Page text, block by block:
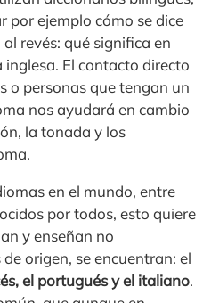
por ejemplo cómo se dice
revés: qué significa en
El contacto directo
o personas que tengan un
nos ayudará en cambio
la tonada y los
en el mundo, entre
por todos, esto quiere
y enseñan no
origen, se encuentran: el
el portugués y el italiano.